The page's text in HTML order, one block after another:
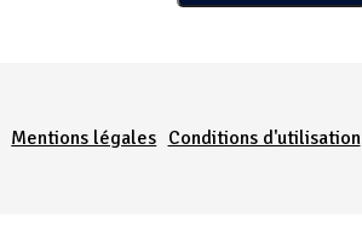
Mentions légales Conditions d'utilisation